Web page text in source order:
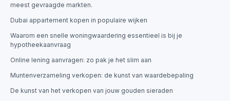
meest gevraagde markten.
Dubai appartement kopen in populaire wijken
Waarom een snelle woningwaardering essentieel is bij je
hypotheekaanvraag
Online lening aanvragen: zo pak je het slim aan
Muntenverzameling verkopen: de kunst van waardebepaling
De kunst van het verkopen van jouw gouden sieraden